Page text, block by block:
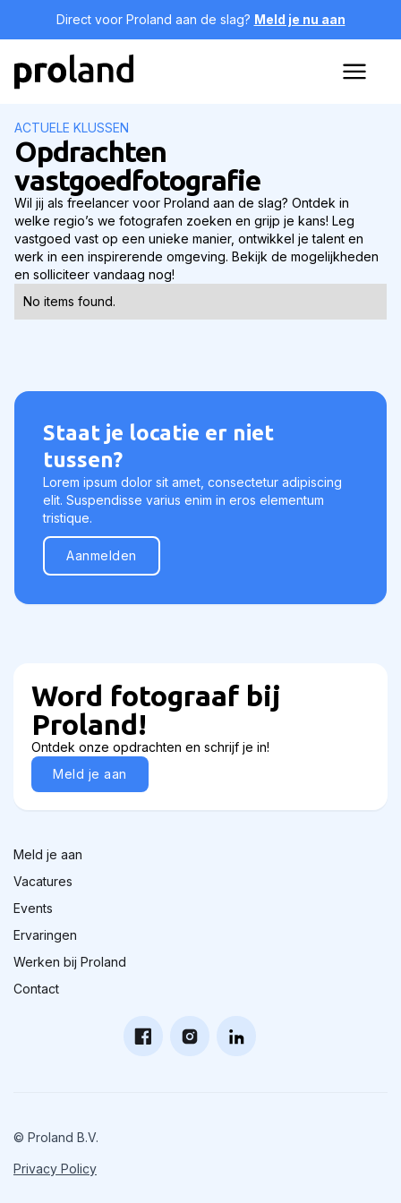
Direct voor Proland aan de slag? Meld je nu aan
ACTUELE KLUSSEN
Opdrachten
vastgoedfotografie
Wil jij als freelancer voor Proland aan de slag? Ontdek in
welke regio’s we fotografen zoeken en grijp je kans! Leg
vastgoed vast op een unieke manier, ontwikkel je talent en
werk in een inspirerende omgeving. Bekijk de mogelijkheden
en solliciteer vandaag nog!
No items found.
Staat je locatie er niet
tussen?
Lorem ipsum dolor sit amet, consectetur adipiscing
elit. Suspendisse varius enim in eros elementum
tristique.
Aanmelden
Word fotograaf bij
Proland!
Ontdek onze opdrachten en schrijf je in!
Meld je aan
Meld je aan
Vacatures
Events
Ervaringen
Werken bij Proland
Contact
© Proland B.V.
Privacy Policy